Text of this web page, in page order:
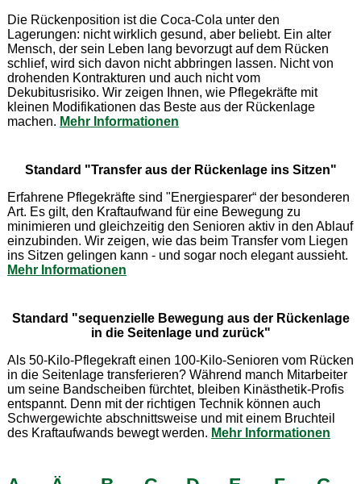
Die Rückenposition ist die Coca-Cola unter den
Lagerungen: nicht wirklich gesund, aber beliebt. Ein alter
Mensch, der sein Leben lang bevorzugt auf dem Rücken
schlief, wird sich davon nicht abbringen lassen. Nicht von
drohenden Kontrakturen und auch nicht vom
Dekubitusrisiko. Wir zeigen Ihnen, wie Pflegekräfte mit
kleinen Modifikationen das Beste aus der Rückenlage
machen. Mehr Informationen
Standard "Transfer aus der Rückenlage ins Sitzen"
Erfahrene Pflegekräfte sind "Energiesparer“ der besonderen
Art. Es gilt, den Kraftaufwand für eine Bewegung zu
minimieren und gleichzeitig den Senioren aktiv in den Ablauf
einzubinden. Wir zeigen, wie das beim Transfer vom Liegen
ins Sitzen gelingen kann - und sogar noch elegant aussieht.
Mehr Informationen
Standard "sequenzielle Bewegung aus der Rückenlage
in die Seitenlage und zurück"
Als 50-Kilo-Pflegekraft einen 100-Kilo-Senioren vom Rücken
in die Seitenlage transferieren? Während manch Mitarbeiter
um seine Bandscheiben fürchtet, bleiben Kinästhetik-Profis
entspannt. Denn mit der richtigen Technik können auch
Schwergewichte abschnittsweise und mit einem Bruchteil
des Kraftaufwands bewegt werden. Mehr Informationen